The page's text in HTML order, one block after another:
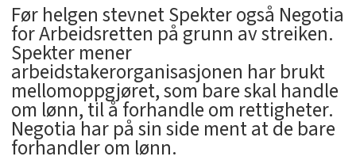
Før helgen stevnet Spekter også Negotia
for Arbeidsretten på grunn av streiken.
Spekter mener
arbeidstakerorganisasjonen har brukt
mellomoppgjøret, som bare skal handle
om lønn, til å forhandle om rettigheter.
Negotia har på sin side ment at de bare
forhandler om lønn.